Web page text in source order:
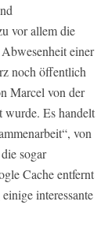
vor allem die
einer
noch öffentlich
Marcel von der
Es handelt
von
sogar
Cache entfernt
interessante